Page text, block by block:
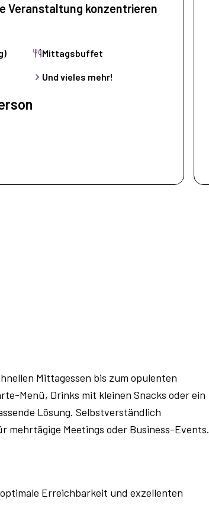
Veranstaltung konzentrieren
Mittagsbuffet
Und vieles mehr!
Mittagessen bis zum opulenten
Menü, Drinks mit kleinen Snacks oder ein
Lösung. Selbstverständlich
mehrtägige Meetings oder Business-Events.
Erreichbarkeit und exzellenten